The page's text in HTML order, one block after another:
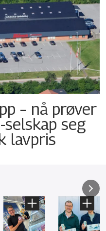
– nå prøver
seg
lavpris